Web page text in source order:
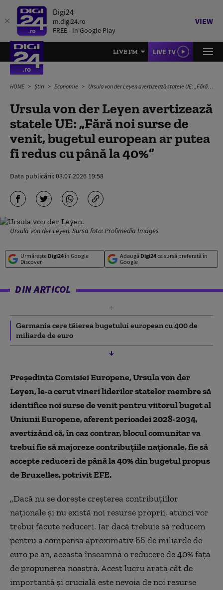
Digi24
m.digi24.ro
FREE - In Google Play
VIEW
LIVE FM LIVE TV
HOME Știri Economie Ursula von der Leyen avertizează statele UE: „Fără noi surse de venit, bugetul european ar putea fi redus cu până la 40%”
Ursula von der Leyen avertizează
statele UE: „Fără noi surse de
venit, bugetul european ar putea
fi redus cu până la 40%”
Data publicării:03.07.2026 19:58
Ursula von der Leyen. Sursa foto: Profimedia Images
Urmărește Digi24în Google
Discover
Adaugă Digi24ca sursă preferată în
Google
DIN ARTICOL
Germania cere tăierea bugetului european cu 400 de
miliarde de euro
Președinta Comisiei Europene, Ursula von der
Leyen, le-a cerut vineri liderilor statelor membre să
identifice noi surse de venit pentru viitorul buget al
Uniunii Europene, aferent perioadei 2028-2034,
avertizând că, în caz contrar, blocul comunitar va
trebui fie să majoreze contribuțiile naționale, fie să
accepte reduceri de până la 40% din bugetul propus
de Bruxelles, potrivit EFE.
„Dacă nu se dorește creșterea contribuțiilor
naționale și nu există noi resurse proprii, atunci vor
trebui făcute reduceri. Iar dacă trebuie să reducem
pentru a compensa aproximativ 66 de miliarde de
euro pe an, aceasta înseamnă o reducere de 40% față
de propunerea noastră. Acest lucru arată cât de
importantă și crucială este nevoia de noi resurse